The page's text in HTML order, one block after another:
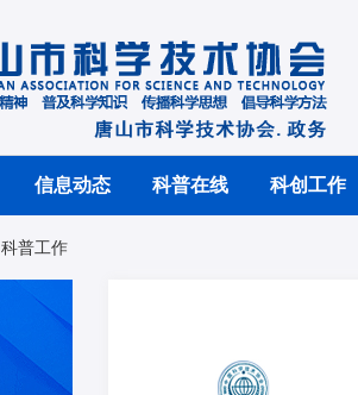
信息动态 科普在线 科创工作
科普工作